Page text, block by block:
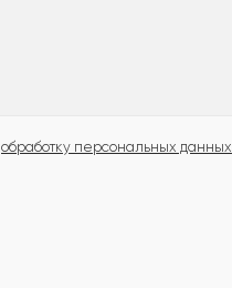
обработку персональных данных